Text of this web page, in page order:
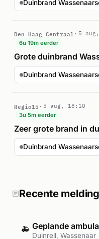
Den Haag Centraal
5
6u 19m eerder
Grote duinbrand
Regio15
5 aug, 18:10
3u 5m eerder
Zeer grote brand in
Recente
🚑 Geplande
Duinrell, Wassenaar